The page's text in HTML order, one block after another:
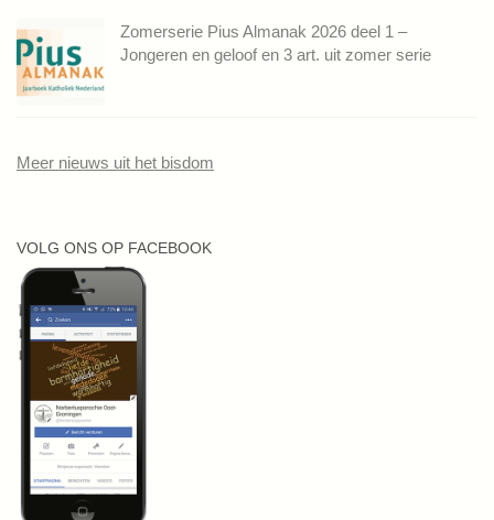
Zomerserie Pius Almanak 2026 deel 1 –
Jongeren en geloof en 3 art. uit zomer serie
Meer nieuws uit het bisdom
VOLG ONS OP FACEBOOK